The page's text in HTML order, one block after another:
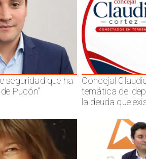
seguridad que ha
Pucón"
Concejal
temática del
la deuda que